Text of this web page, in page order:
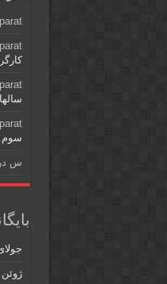
سوم
س در
جولای
ژوئن